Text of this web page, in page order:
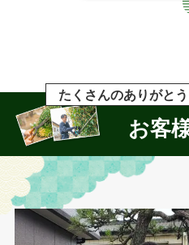
たくさんのありがと
お客